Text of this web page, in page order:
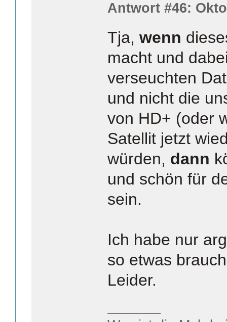
Antwort #46:
Tja, wenn
macht und
verseuchten
und nicht die
von HD+ (oder
Satellit jetzt
würden, dann
und schön für
sein.
Ich habe nur
so etwas
Leider.